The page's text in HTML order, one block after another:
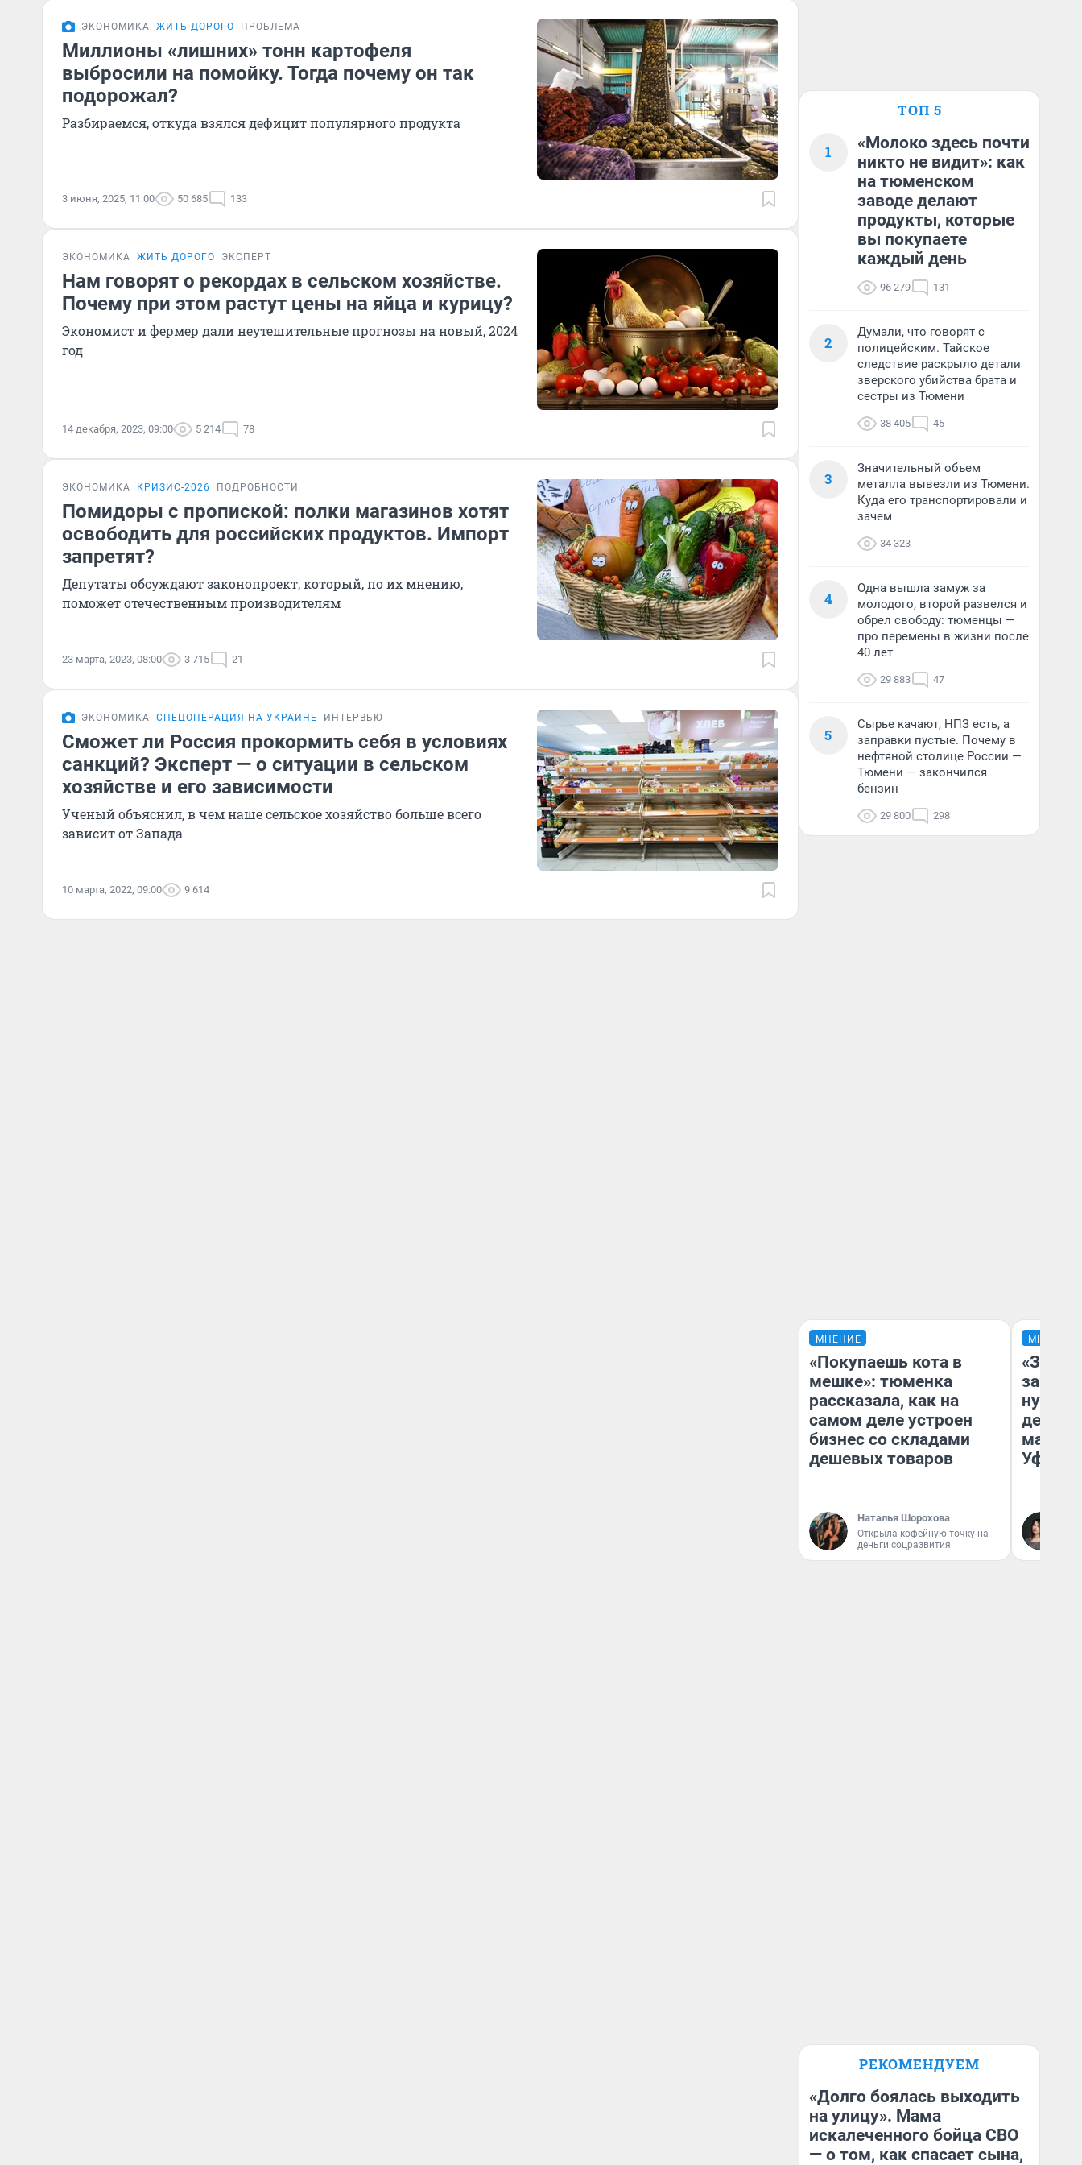
ЭКОНОМИКА ЖИТЬ ДОРОГО ПРОБЛЕМА
Миллионы «лишних» тонн картофеля
выбросили на помойку. Тогда почему он так
подорожал?
Разбираемся, откуда взялся дефицит популярного продукта
3 июня, 2025, 11:00 50 685 133
ЭКОНОМИКА ЖИТЬ ДОРОГО ЭКСПЕРТ
Нам говорят о рекордах в сельском хозяйстве.
Почему при этом растут цены на яйца и курицу?
Экономист и фермер дали неутешительные прогнозы на новый, 2024
год
14 декабря, 2023, 09:00 5 214 78
ЭКОНОМИКА КРИЗИС-2026 ПОДРОБНОСТИ
Помидоры с пропиской: полки магазинов хотят
освободить для российских продуктов. Импорт
запретят?
Депутаты обсуждают законопроект, который, по их мнению,
поможет отечественным производителям
23 марта, 2023, 08:00 3 715 21
ЭКОНОМИКА СПЕЦОПЕРАЦИЯ НА УКРАИНЕ ИНТЕРВЬЮ
Сможет ли Россия прокормить себя в условиях
санкций? Эксперт — о ситуации в сельском
хозяйстве и его зависимости
Ученый объяснил, в чем наше сельское хозяйство больше всего
зависит от Запада
10 марта, 2022, 09:00 9 614
ТОП 5
1
«Молоко здесь почти
никто не видит»: как
на тюменском
заводе делают
продукты, которые
вы покупаете
каждый день
96 279 131
2
Думали, что говорят с
полицейским. Тайское
следствие раскрыло детали
зверского убийства брата и
сестры из Тюмени
38 405 45
3
Значительный объем
металла вывезли из Тюмени.
Куда его транспортировали и
зачем
34 323
4
Одна вышла замуж за
молодого, второй развелся и
обрел свободу: тюменцы —
про перемены в жизни после
40 лет
29 883 47
5
Сырье качают, НПЗ есть, а
заправки пустые. Почему в
нефтяной столице России —
Тюмени — закончился
бензин
29 800 298
МНЕНИЕ
«Покупаешь кота в
мешке»: тюменка
рассказала, как на
самом деле устроен
бизнес со складами
дешевых товаров
Наталья Шорохова
Открыла кофейную точку на
деньги соцразвития
МНЕНИЕ
дела с
Уфа
РЕКОМЕНДУЕМ
«Долго боялась выходить
на улицу». Мама
искалеченного бойца СВО
— о том, как спасает сына,